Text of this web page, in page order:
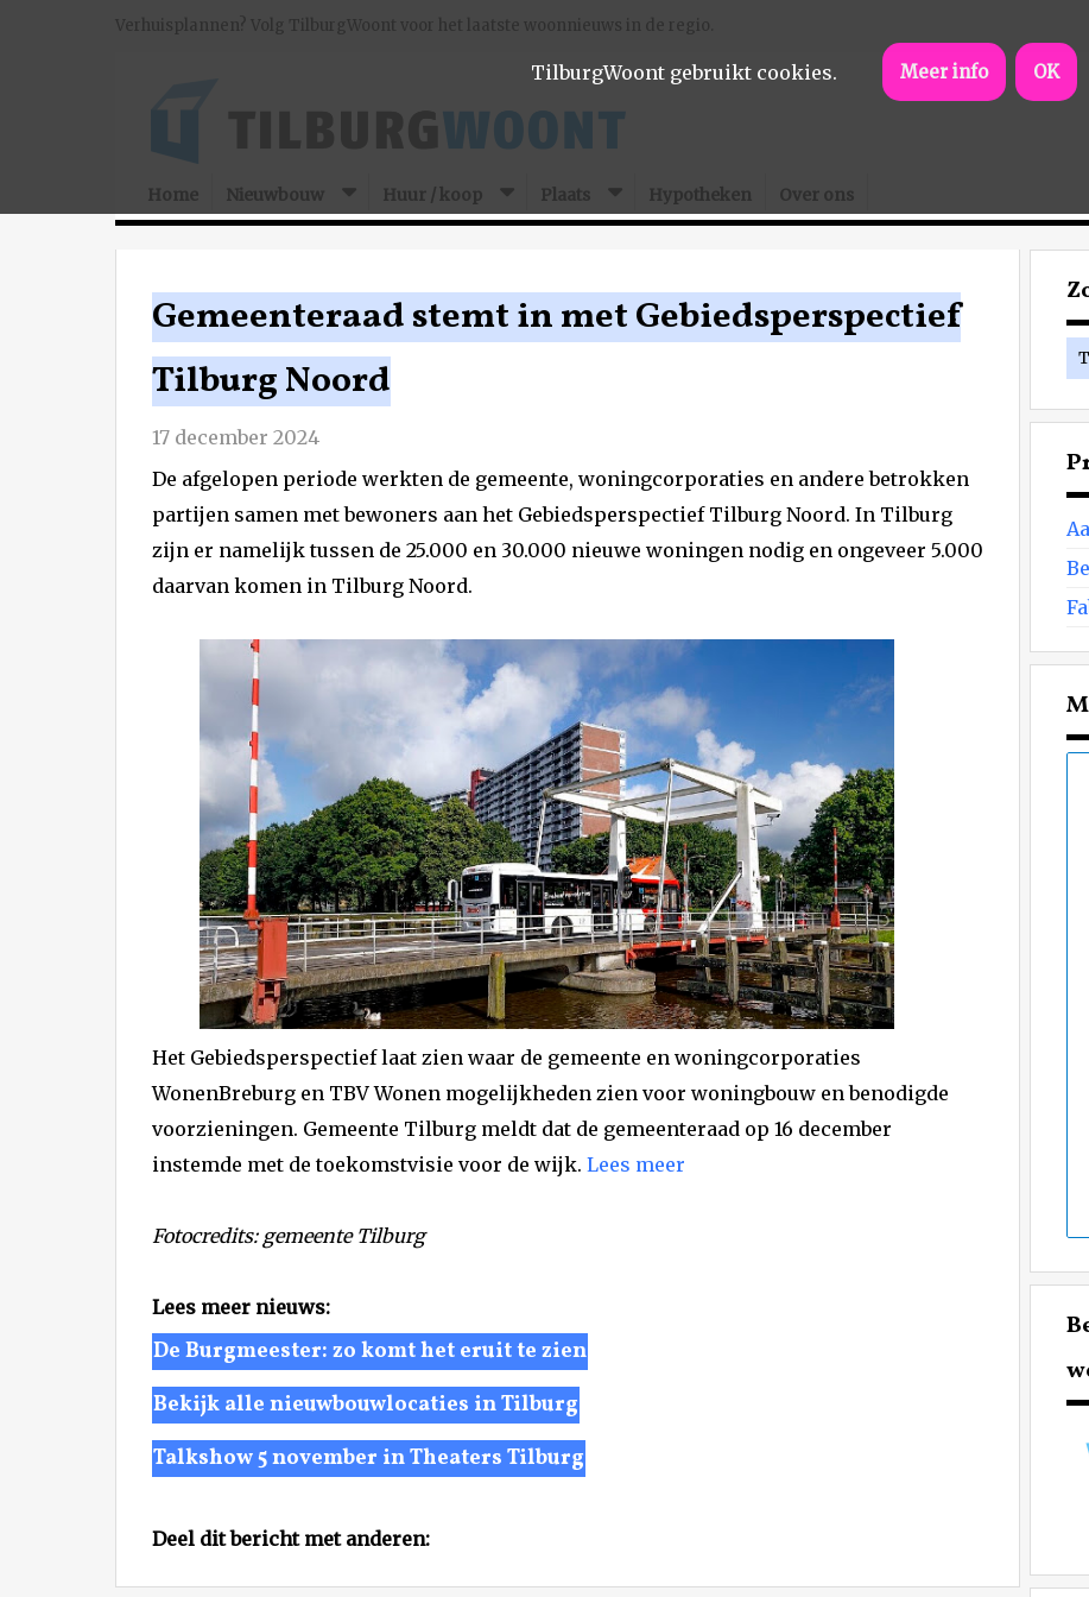
Verhuisplannen? Volg TilburgWoont voor het laatste woonnieuws in de regio.
Home Nieuwbouw Huur / koop Plaats Hypotheken Over ons
Gemeenteraad stemt in met Gebiedsperspectief
Tilburg Noord
17 december 2024
De afgelopen periode werkten de gemeente, woningcorporaties en andere betrokken
partijen samen met bewoners aan het Gebiedsperspectief Tilburg Noord. In Tilburg
zijn er namelijk tussen de 25.000 en 30.000 nieuwe woningen nodig en ongeveer 5.000
daarvan komen in Tilburg Noord.
Het Gebiedsperspectief laat zien waar de gemeente en woningcorporaties
WonenBreburg en TBV Wonen mogelijkheden zien voor woningbouw en benodigde
voorzieningen. Gemeente Tilburg meldt dat de gemeenteraad op 16 december
instemde met de toekomstvisie voor de wijk. Lees meer
Fotocredits: gemeente Tilburg
Lees meer nieuws:
De Burgmeester: zo komt het eruit te zien
Bekijk alle nieuwbouwlocaties in Tilburg
Talkshow 5 november in Theaters Tilburg
Deel dit bericht met anderen:
TilburgWoont gebruikt cookies. Meer info OK